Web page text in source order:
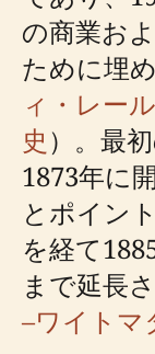
の商業お
ために埋
ィ・レー
史 ）。最
1873年に
とポイン
を経て
まで延長
–ワイトマ